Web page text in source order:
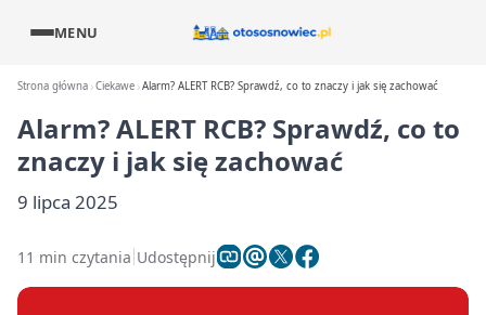
MENU
Strona główna Ciekawe Alarm? ALERT RCB? Sprawdź, co to znaczy i jak się zachować
Alarm? ALERT RCB? Sprawdź, co to
znaczy i jak się zachować
9 lipca 2025
11 min czytania Udostępnij